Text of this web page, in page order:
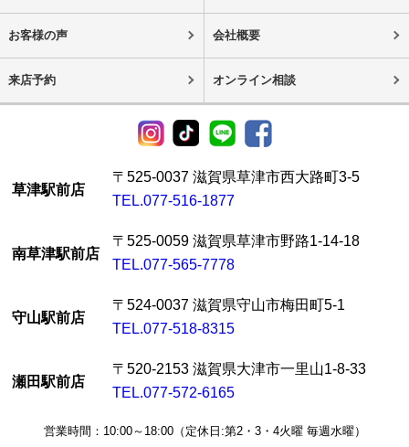
お客様の声 会社概要
来店予約 オンライン相談
草津駅前店
〒525-0037 滋賀県草津市西大路町3-5
TEL.077-516-1877
南草津駅前店
〒525-0059 滋賀県草津市野路1-14-18
TEL.077-565-7778
守山駅前店
〒524-0037 滋賀県守山市梅田町5-1
TEL.077-518-8315
瀬田駅前店
〒520-2153 滋賀県大津市一里山1-8-33
TEL.077-572-6165
営業時間：10:00～18:00（定休日:第2・3・4火曜 毎週水曜）